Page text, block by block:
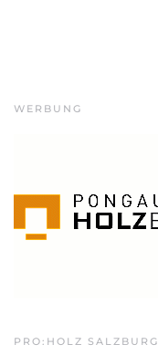
WERBUNG
PRO:HOLZ SALZBURG